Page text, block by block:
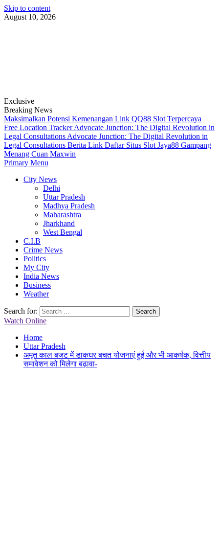
Skip to content
August 10, 2026
Exclusive
Breaking News
Maksimalkan Potensi Kemenangan Link QQ88 Slot Terpercaya
Free Location TrackerAdvocate Junction: The Digital Revolution in
Legal Consultations Advocate Junction: The Digital Revolution in
Legal Consultations Berita Link Daftar Situs Slot Jaya88 Gampang
Menang Cuan Maxwin
Primary Menu
City News
Delhi
Uttar Pradesh
Madhya Pradesh
Maharashtra
Jharkhand
West Bengal
C.I.B
Crime News
Politics
My City
India News
Business
Weather
Search for:
Watch Online
Home
Uttar Pradesh
अमृत काल बजट में डाकघर बचत योजनाएं हुईं और भी आकर्षक, वित्तीय
समावेशन को मिलेगा बढ़ावा-